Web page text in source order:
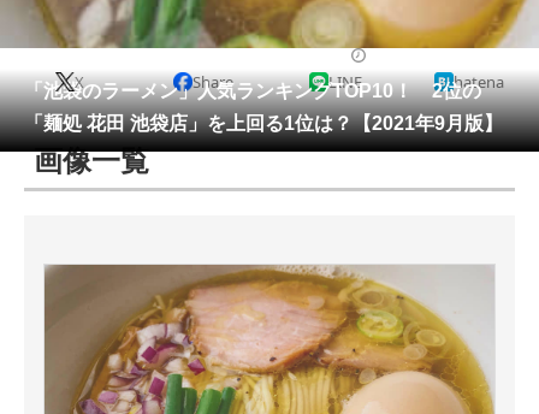
リサーチ
会員記事
メディア
注目記事を集めた総合ページ
スマホと通信の最新トレンド
進化するPCとデバイスの未来
好きが集まる 比べて選べる
「池袋のラーメン」人気ランキングTOP10！ 2位の
「麺処 花田 池袋店」を上回る1位は？【2021年9月版】
X Share LINE hatena
画像一覧